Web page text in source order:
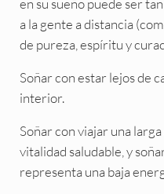
en su sueño puede ser
a la gente a distancia
de pureza, espíritu y
Soñar con estar lejos de
interior.
Soñar con viajar una
vitalidad saludable, y
representa una baja